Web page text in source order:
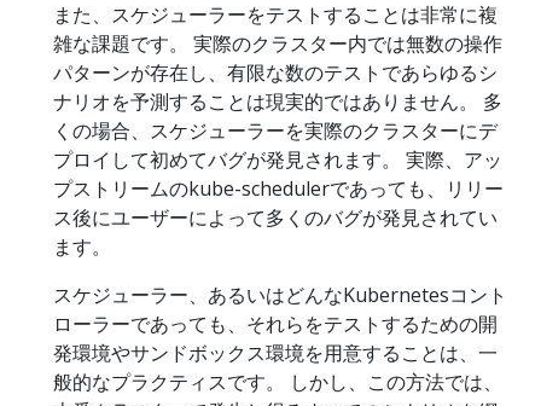
また、スケジューラーをテストすることは非常に複
雑な課題です。 実際のクラスター内では無数の操作
パターンが存在し、有限な数のテストであらゆるシ
ナリオを予測することは現実的ではありません。 多
くの場合、スケジューラーを実際のクラスターにデ
プロイして初めてバグが発見されます。 実際、アッ
プストリームのkube-schedulerであっても、リリー
ス後にユーザーによって多くのバグが発見されてい
ます。
スケジューラー、あるいはどんなKubernetesコント
ローラーであっても、それらをテストするための開
発環境やサンドボックス環境を用意することは、一
般的なプラクティスです。 しかし、この方法では、